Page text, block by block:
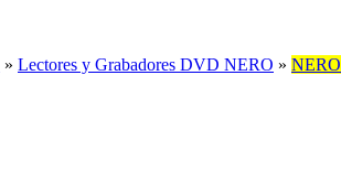
» Lectores y Grabadores DVD NERO »